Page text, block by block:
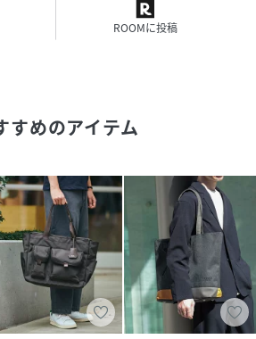
群な大容量。2～3泊ぐらいの旅行でも
いポリエステル素材です。持ち手や細
上品！
ろん、旅行やゴルフなど様々なシーン
ンズ
製
ROOMに投稿
すめのアイテム